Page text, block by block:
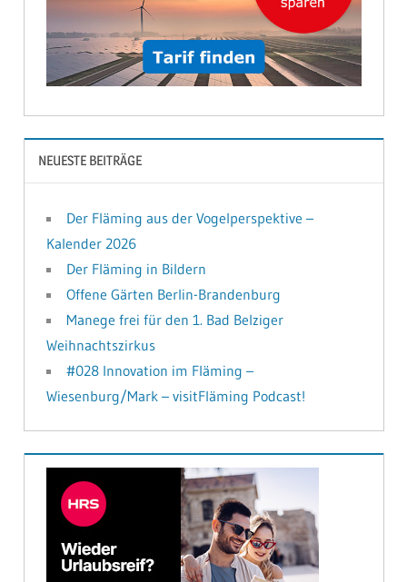
NEUESTE BEITRÄGE
Der Fläming aus der Vogelperspektive –
Kalender 2026
Der Fläming in Bildern
Offene Gärten Berlin-Brandenburg
Manege frei für den 1. Bad Belziger
Weihnachtszirkus
#028 Innovation im Fläming –
Wiesenburg/Mark – visitFläming Podcast!